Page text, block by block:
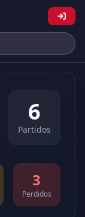
6
Partidos
3
Perdidos